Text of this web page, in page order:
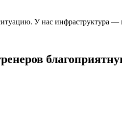
У нас инфраструктура —